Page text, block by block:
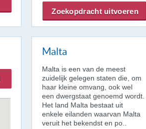
Malta
Malta is een van de meest
zuidelijk gelegen staten die, om
haar kleine omvang, ook wel
een dwergstaat genoemd wordt.
Het land Malta bestaat uit
enkele eilanden waarvan Malta
veruit het bekendst en po..